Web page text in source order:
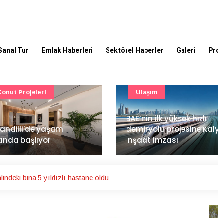
Tur Emlak Haberleri Sektörel Haberler Galeri
ilk yüksek hızlı
projesine Kalyon
imzası
Mimarlık ve mühendislik
projeleri e-PYS ile dijital
ortama taşınacak
Güncel
bina 5 yıldızlı hastane oldu